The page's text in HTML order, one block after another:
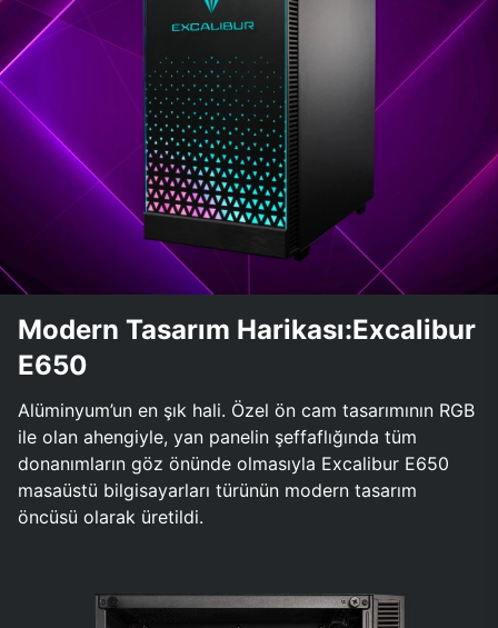
Modern Tasarım Harikası:Excalibur
E650
Alüminyum’un en şık hali. Özel ön cam tasarımının RGB
ile olan ahengiyle, yan panelin şeffaflığında tüm
donanımların göz önünde olmasıyla Excalibur E650
masaüstü bilgisayarları türünün modern tasarım
öncüsü olarak üretildi.